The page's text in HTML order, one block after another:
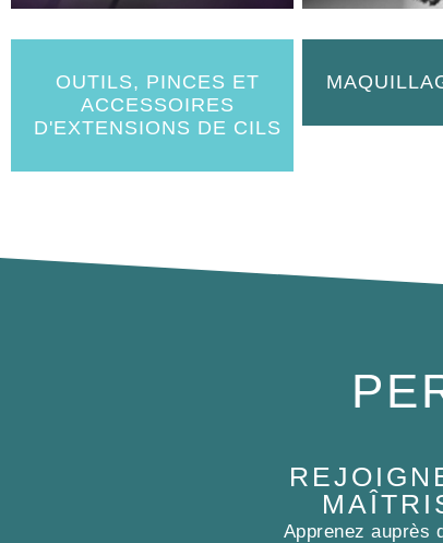
OUTILS, PINCES ET
ACCESSOIRES
D'EXTENSIONS DE CILS
Apprenez auprès